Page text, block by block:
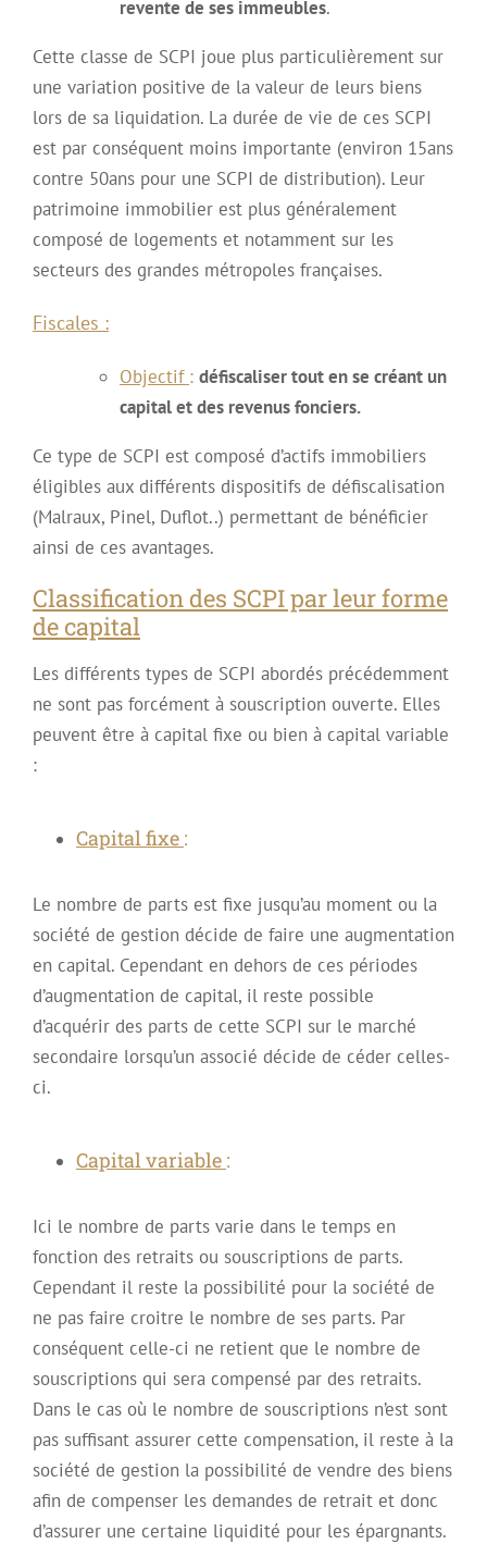
revente de ses immeubles.
Cette classe de SCPI joue plus particulièrement sur
une variation positive de la valeur de leurs biens
lors de sa liquidation. La durée de vie de ces SCPI
est par conséquent moins importante (environ 15ans
contre 50ans pour une SCPI de distribution). Leur
patrimoine immobilier est plus généralement
composé de logements et notamment sur les
secteurs des grandes métropoles françaises.
Fiscales :
Objectif : défiscaliser tout en se créant un
capital et des revenus fonciers.
Ce type de SCPI est composé d’actifs immobiliers
éligibles aux différents dispositifs de défiscalisation
(Malraux, Pinel, Duflot..) permettant de bénéficier
ainsi de ces avantages.
Classification des SCPI par leur forme
de capital
Les différents types de SCPI abordés précédemment
ne sont pas forcément à souscription ouverte. Elles
peuvent être à capital fixe ou bien à capital variable
:
Capital fixe :
Le nombre de parts est fixe jusqu’au moment ou la
société de gestion décide de faire une augmentation
en capital. Cependant en dehors de ces périodes
d’augmentation de capital, il reste possible
d’acquérir des parts de cette SCPI sur le marché
secondaire lorsqu’un associé décide de céder celles-
ci.
Capital variable :
Ici le nombre de parts varie dans le temps en
fonction des retraits ou souscriptions de parts.
Cependant il reste la possibilité pour la société de
ne pas faire croitre le nombre de ses parts. Par
conséquent celle-ci ne retient que le nombre de
souscriptions qui sera compensé par des retraits.
Dans le cas où le nombre de souscriptions n’est sont
pas suffisant assurer cette compensation, il reste à la
société de gestion la possibilité de vendre des biens
afin de compenser les demandes de retrait et donc
d’assurer une certaine liquidité pour les épargnants.